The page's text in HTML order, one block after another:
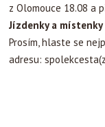
z Olomouce 18.08 a
Jízdenky a
Prosím, hlaste se
adresu: